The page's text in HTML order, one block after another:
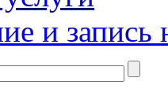
и запись